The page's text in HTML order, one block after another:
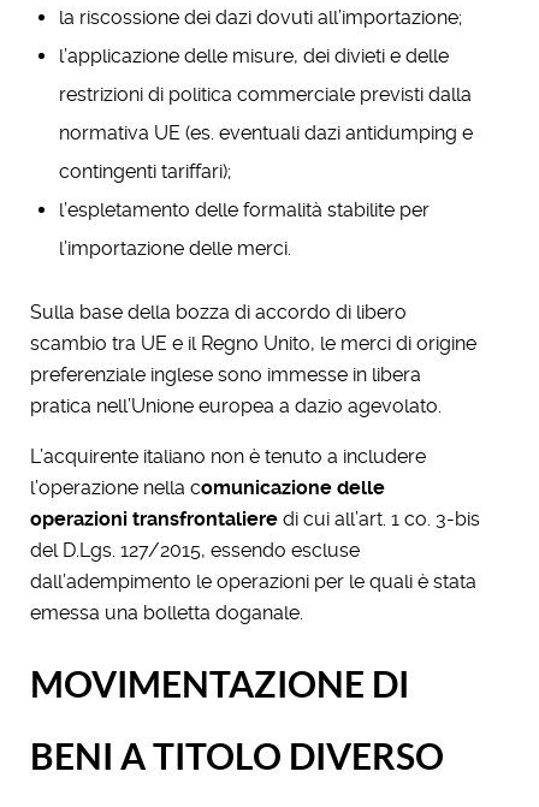
la riscossione dei dazi dovuti all’importazione;
l’applicazione delle misure, dei divieti e delle
restrizioni di politica commerciale previsti dalla
normativa UE (es. eventuali dazi antidumping e
contingenti tariffari);
l’espletamento delle formalità stabilite per
l’importazione delle merci.
Sulla base della bozza di accordo di libero
scambio tra UE e il Regno Unito, le merci di origine
preferenziale inglese sono immesse in libera
pratica nell’Unione europea a dazio agevolato.
L’acquirente italiano non è tenuto a includere
l’operazione nella comunicazione delle
operazioni transfrontaliere di cui all’art. 1 co. 3-bis
del D.Lgs. 127/2015, essendo escluse
dall’adempimento le operazioni per le quali è stata
emessa una bolletta doganale.
MOVIMENTAZIONE DI
BENI A TITOLO DIVERSO